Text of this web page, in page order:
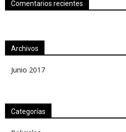
Comentarios recientes
Archivos
Junio 2017
Categorías